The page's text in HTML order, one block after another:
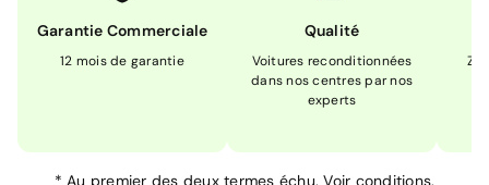
Garantie Commerciale
12 mois de garantie
Qualité
Voitures reconditionnées
dans nos centres par nos
experts
* Au premier des deux termes échu.Voir conditions.